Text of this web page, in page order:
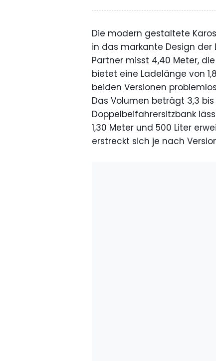
Die modern gestaltete
in das markante Design der
Partner misst 4,40 Meter,
bietet eine Ladelänge von
beiden Versionen
Das Volumen beträgt 3,3
Doppelbeifahrersitzbank
1,30 Meter und 500 Liter
erstreckt sich je nach